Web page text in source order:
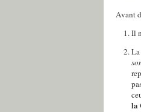
Avant
Il
la